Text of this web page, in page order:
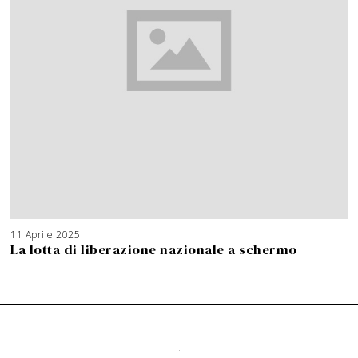
11 Aprile 2025
La lotta di liberazione nazionale a schermo